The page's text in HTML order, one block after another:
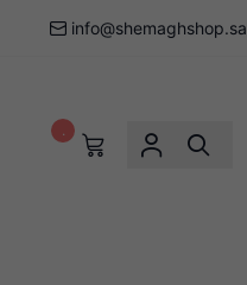
info@shemaghshop.sa